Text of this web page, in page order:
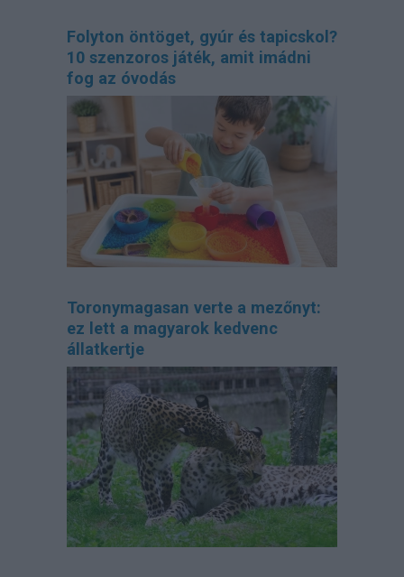
Folyton öntöget, gyúr és tapicskol?
10 szenzoros játék, amit imádni
fog az óvodás
Toronymagasan verte a mezőnyt:
ez lett a magyarok kedvenc
állatkertje